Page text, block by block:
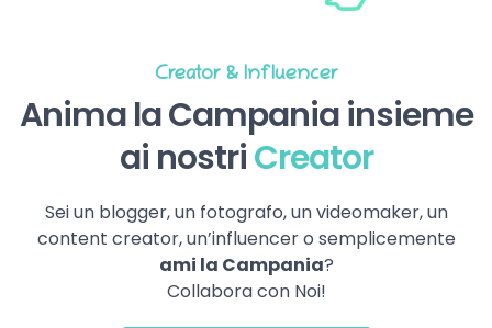
Creator & Influencer
Anima la Campania insieme
ai nostriCreator
Sei un blogger, un fotografo, un videomaker, un
content creator, un’influencer o semplicemente
ami la Campania?
Collabora con Noi!